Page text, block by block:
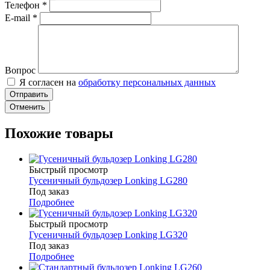
Телефон *
E-mail *
Вопрос
Я согласен на обработку персональных данных
Отменить
Похожие товары
Быстрый просмотр
Гусеничный бульдозер Lonking LG280
Под заказ
Подробнее
Быстрый просмотр
Гусеничный бульдозер Lonking LG320
Под заказ
Подробнее